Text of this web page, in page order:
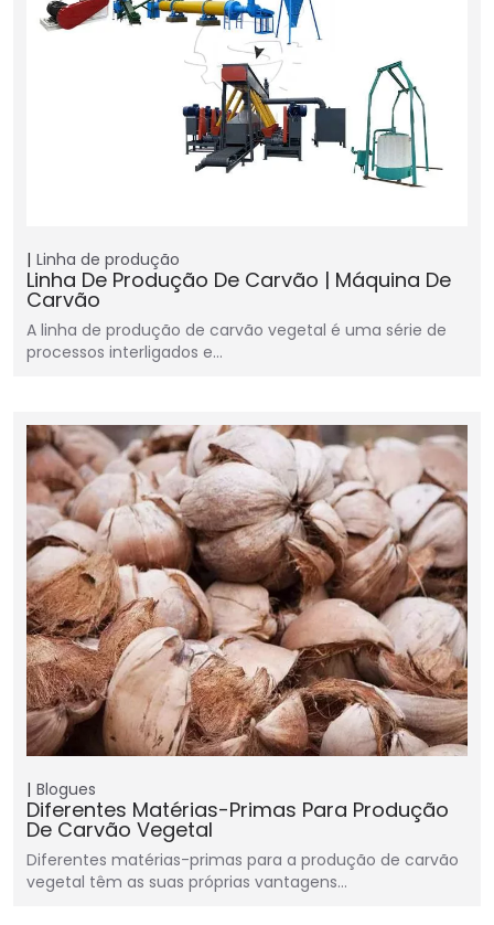
Linha de produção
Linha De Produção De Carvão | Máquina De
Carvão
A linha de produção de carvão vegetal é uma série de
processos interligados e…
Blogues
Diferentes Matérias-Primas Para Produção
De Carvão Vegetal
Diferentes matérias-primas para a produção de carvão
vegetal têm as suas próprias vantagens…